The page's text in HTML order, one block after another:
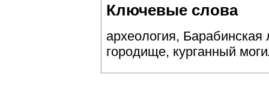
Ключевые слова
археология, Барабинская
городище, курганный